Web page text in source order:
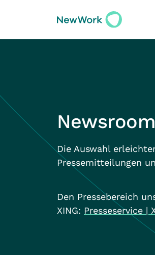
Newsroom
Die Auswahl
Pressemitteilungen
Den Pressebereich
XING: Presseservice |